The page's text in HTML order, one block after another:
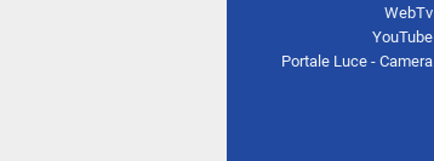
WebTv
YouTube
Portale Luce - Camera